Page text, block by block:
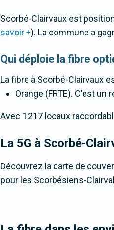
Scorbé-Clairvaux est
savoir +). La commune a
Qui déploie la fibre
La fibre à Scorbé-Clairvaux
Orange (FRTE). C'est
Avec 1 217 locaux
La 5G à Scorbé-
Découvrez la carte de
pour les Scorbésiens-